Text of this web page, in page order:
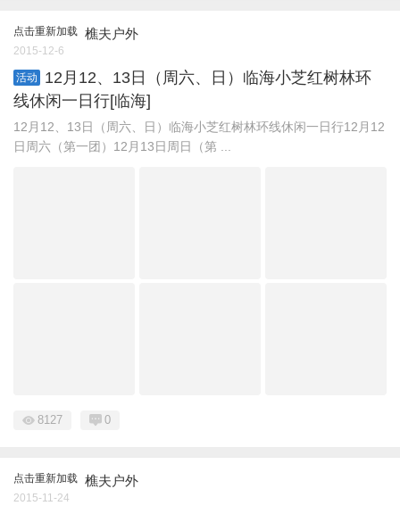
点击重新加载 樵夫户外
2015-12-6
活动
12月12、13日（周六、日）临海小芝红树林环
线休闲一日行[临海]
12月12、13日（周六、日）临海小芝红树林环线休闲一日行12月12
日周六（第一团）12月13日周日（第 ...
8127 0
点击重新加载 樵夫户外
2015-11-24